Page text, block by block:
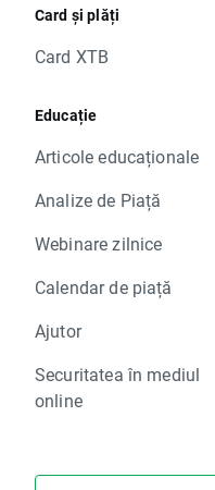
Card și plăți
Card XTB
Educație
Articole educaționale
Analize de Piață
Webinare zilnice
Calendar de piață
Ajutor
Securitatea în mediul
online